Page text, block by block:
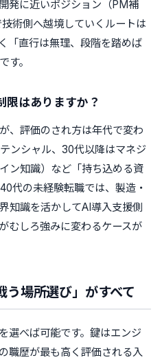
発に近いポジション（PM補
術側へ越境していくルートは
「直行は無理、段階を踏めば
す。
限はありますか？
、評価のされ方は年代で変わ
ンシャル、30代以降はマネジ
ン知識）など「持ち込める資
代の未経験転職では、製造・
知識を活かしてAI導入支援側
むしろ強みに変わるケースが
う場所選び」がすべて
選べば可能です。鍵はエンジ
職歴が最も高く評価される入